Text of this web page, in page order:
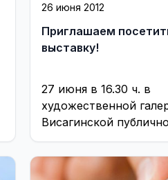
26 июня 2012
Приглашаем
выставку!
27 июня в 16.30 ч. в
художественной
Висагинской
библиотеки,
открытие выставки
работ